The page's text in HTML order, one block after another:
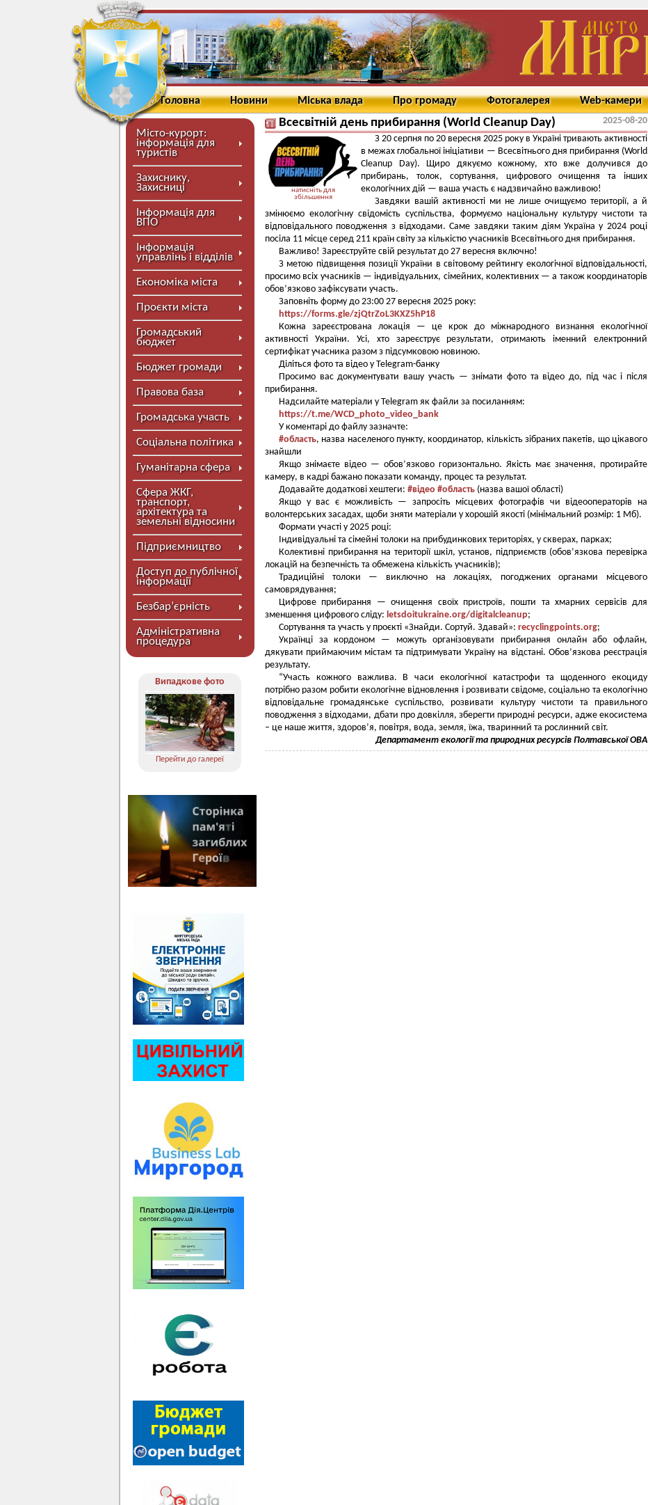
Головна Новини Міська влада Про громаду Фотогалерея Web-камери
Місто-курорт:
інформація для
туристів
Захиснику,
Захисниці
Інформація для
ВПО
Інформація
управлінь і відділів
Економіка міста
Проєкти міста
Громадський
бюджет
Бюджет громади
Правова база
Громадська участь
Соціальна політика
Гуманітарна сфера
Сфера ЖКГ,
транспорт,
архітектура та
земельні відносини
Підприємництво
Доступ до публічної
інформації
Безбар’єрність
Адміністративна
процедура
Випадкове фото
Перейти до галереї
Всесвітній день прибирання (World Cleanup Day) 2025-08-20
натисніть для
збільшення
З 20 серпня по 20 вересня 2025 року в Україні тривають активності
в межах глобальної ініціативи — Всесвітнього дня прибирання (World
Cleanup Day). Щиро дякуємо кожному, хто вже долучився до
прибирань, толок, сортування, цифрового очищення та інших
екологічних дій — ваша участь є надзвичайно важливою!
Завдяки вашій активності ми не лише очищуємо території, а й
змінюємо екологічну свідомість суспільства, формуємо національну культуру чистоти та
відповідального поводження з відходами. Саме завдяки таким діям Україна у 2024 році
посіла 11 місце серед 211 країн світу за кількістю учасників Всесвітнього дня прибирання.
Важливо! Зареєструйте свій результат до 27 вересня включно!
З метою підвищення позиції України в світовому рейтингу екологічної відповідальності,
просимо всіх учасників — індивідуальних, сімейних, колективних — а також координаторів
обов’язково зафіксувати участь.
Заповніть форму до 23:00 27 вересня 2025 року:
https://forms.gle/zjQtrZoL3KXZ5hP18
Кожна зареєстрована локація — це крок до міжнародного визнання екологічної
активності України. Усі, хто зареєструє результати, отримають іменний електронний
сертифікат учасника разом з підсумковою новиною.
Діліться фото та відео у Telegram-банку
Просимо вас документувати вашу участь — знімати фото та відео до, під час і після
прибирання.
Надсилайте матеріали у Telegram як файли за посиланням:
https://t.me/WCD_photo_video_bank
У коментарі до файлу зазначте:
#область, назва населеного пункту, координатор, кількість зібраних пакетів, що цікавого
знайшли
Якщо знімаєте відео — обов’язково горизонтально. Якість має значення, протирайте
камеру, в кадрі бажано показати команду, процес та результат.
Додавайте додаткові хештеги: #відео #область (назва вашої області)
Якщо у вас є можливість — запросіть місцевих фотографів чи відеооператорів на
волонтерських засадах, щоби зняти матеріали у хорошій якості (мінімальний розмір: 1 Мб).
Формати участі у 2025 році:
Індивідуальні та сімейні толоки на прибудинкових територіях, у скверах, парках;
Колективні прибирання на території шкіл, установ, підприємств (обов’язкова перевірка
локацій на безпечність та обмежена кількість учасників);
Традиційні толоки — виключно на локаціях, погоджених органами місцевого
самоврядування;
Цифрове прибирання — очищення своїх пристроїв, пошти та хмарних сервісів для
зменшення цифрового сліду: letsdoitukraine.org/digitalcleanup;
Сортування та участь у проєкті «Знайди. Сортуй. Здавай»: recyclingpoints.org;
Українці за кордоном — можуть організовувати прибирання онлайн або офлайн,
дякувати приймаючим містам та підтримувати Україну на відстані. Обов’язкова реєстрація
результату.
“Участь кожного важлива. В часи екологічної катастрофи та щоденного екоциду
потрібно разом робити екологічне відновлення і розвивати свідоме, соціально та екологічно
відповідальне громадянське суспільство, розвивати культуру чистоти та правильного
поводження з відходами, дбати про довкілля, зберегти природні ресурси, адже екосистема
– це наше життя, здоров’я, повітря, вода, земля, їжа, тваринний та рослинний світ.
Департамент екології та природних ресурсів Полтавської ОВА